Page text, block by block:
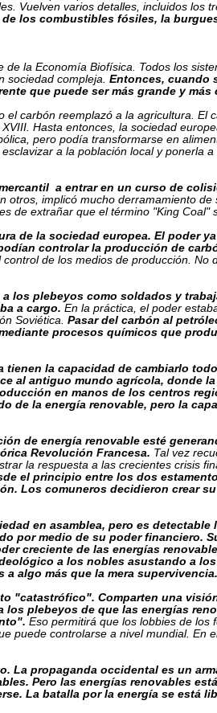
Vuelven varios detalles, incluidos los
los combustibles fósiles, la
la Economía Biofísica. Todos los
sociedad compleja.Entonces, cuando
que puede ser más grande y más
carbón reemplazó a la agricultura.
Hasta entonces, la sociedad
pero podía transformarse en
a la población local y ponerla
a entrar en un curso de
implicó mucho derramamiento
de extrañar que el término "King Coal"
de la sociedad europea. El poder
controlar la producción de
de los medios de producción.
los plebeyos como soldados y
a cargo. En la práctica, el poder
Soviética.Pasar del carbón al
procesos químicos que
la capacidad de cambiarlo
al antiguo mundo agrícola, donde
en manos de los centros
de la energía renovable, pero la
de energía renovable esté
Revolución Francesa. Tal vez
la respuesta a las crecientes crisis
el principio entre los dos
Los comuneros decidieron crear
en asamblea, pero es
por medio de su poder financiero.
creciente de las energías
a los nobles asustando a
algo más que la mera supervivencia.
"catastrófico". Comparten una
plebeyos de que las energías
Eso permitirá que los lobbies de los
puede controlarse a nivel mundial.
propaganda occidental es un
Pero las energías renovables
La batalla por la energía se está